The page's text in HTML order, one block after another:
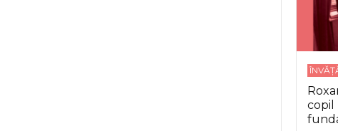
copil